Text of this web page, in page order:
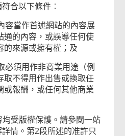
合以下條件︰
容當作首述網站的內容展
通的內容，或誤導任何使
的來源或擁有權；及
必須用作非商業用途（例
取不得用作出售或換取任
或報酬，或任何其他商業
受版權保護。請參閱一站
情。第2段所述的准許只